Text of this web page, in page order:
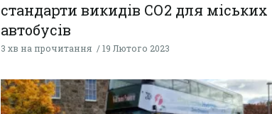
стандарти викидів СО2 для міських
автобусів
3 хв на прочитання 19 Лютого 2023